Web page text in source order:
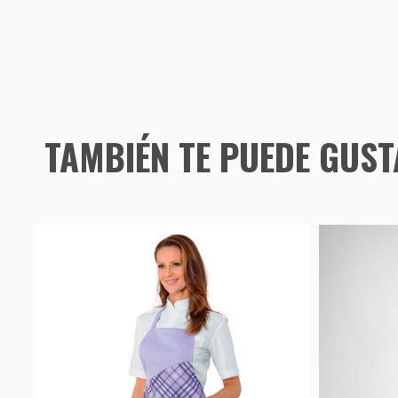
TAMBIÉN TE PUEDE